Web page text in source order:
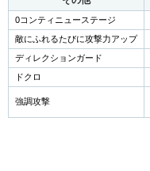
0コンティニューステージ
敵にふれるたびに攻撃力アップ
ディレクションガード
ドクロ
強調攻撃